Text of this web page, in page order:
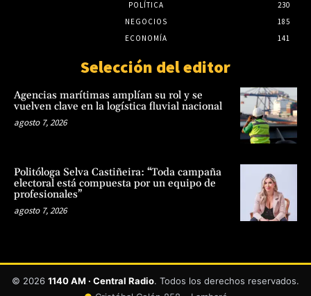
POLÍTICA
230
NEGOCIOS
185
ECONOMÍA
141
Selección del editor
Agencias marítimas amplían su rol y se
vuelven clave en la logística fluvial nacional
agosto 7, 2026
Politóloga Selva Castiñeira: “Toda campaña
electoral está compuesta por un equipo de
profesionales”
agosto 7, 2026
© 2026 1140 AM · Central Radio. Todos los derechos reservados.